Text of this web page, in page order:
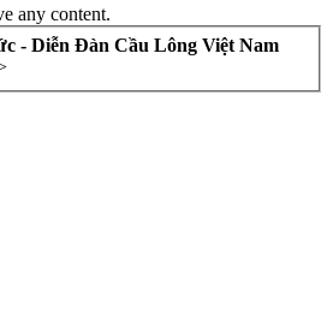
any content.
- Diễn Đàn Cầu Lông Việt Nam